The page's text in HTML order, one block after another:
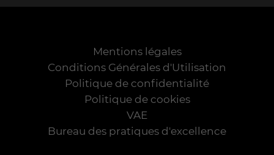
Mentions légales
Conditions Générales d'Utilisation
Politique de confidentialité
Politique de cookies
VAE
Bureau des pratiques d'excellence